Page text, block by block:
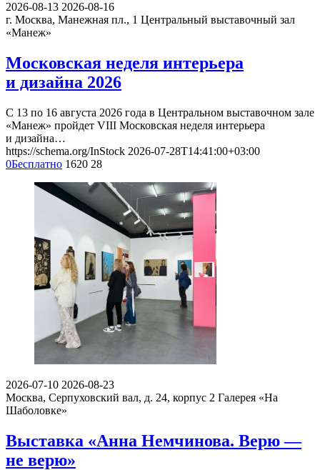
2026-08-13 2026-08-16
г. Москва, Манежная пл., 1 Центральный выставочный зал
«Манеж»
Московская неделя интерьера
и дизайна 2026
С 13 по 16 августа 2026 года в Центральном выставочном зале
«Манеж» пройдет VIII Московская неделя интерьера
и дизайна…
https://schema.org/InStock 2026-07-28T14:41:00+03:00
0Бесплатно 1620 28
2026-07-10 2026-08-23
Москва, Серпуховский вал, д. 24, корпус 2 Галерея «На
Шаболовке»
Выставка «Анна Немчинова. Верю —
не верю»